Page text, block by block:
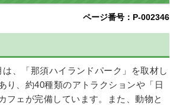
ページ番号：P-002346
、「那須ハイランドパーク」を取材し
り、約40種類のアトラクションや「日
フェが完備しています。また、動物と